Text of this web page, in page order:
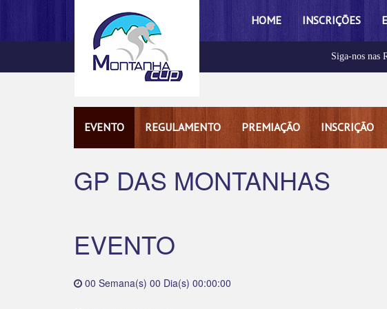
HOME INSCRIÇÕES
Siga-nos nas
EVENTO REGULAMENTO PREMIAÇÃO INSCRIÇÃO
GP DAS MONTANHAS
EVENTO
00 Semana(s) 00 Dia(s) 00:00:00